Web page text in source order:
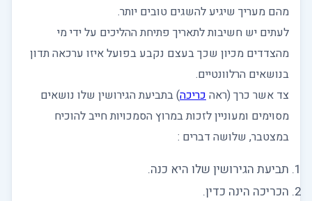
מהם מעריך שיגיע להשגים טובים יותר.
לעתים יש חשיבות לתאריך פתיחת ההליכים על ידי מי
מהצדדים מכיון שכך בעצם נקבע בפועל איזו ערכאה תדון
בנושאים הרלוונטיים.
צד אשר כרך (ראהכריכה) בתביעת הגירושין שלו נושאים
מסוימים ומעוניין לזכות במרוץ הסמכויות חייב להוכיח
במצטבר, שלושה דברים :
תביעת הגירושין שלו היא כנה.
הכריכה הינה כדין.